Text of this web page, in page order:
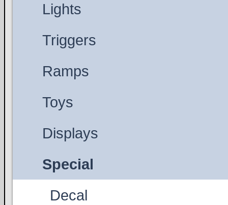
Lights
Triggers
Ramps
Toys
Displays
Special
Decal